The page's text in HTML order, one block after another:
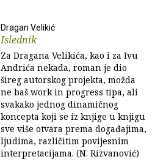
Dragan Velikić
Islednik
Za Dragana Velikića, kao i za Ivu
Andrića nekada, roman je dio
šireg autorskog projekta, možda
ne baš work in progress tipa, ali
svakako jednog dinamičnog
koncepta koji se iz knjige u knjigu
sve više otvara prema događajima,
ljudima, različitim povijesnim
interpretacijama. (N. Rizvanović)